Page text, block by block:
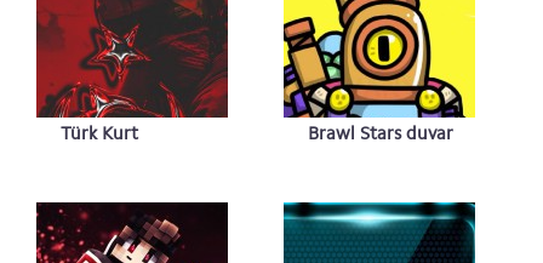
Türk Kurt
Brawl Stars duvar